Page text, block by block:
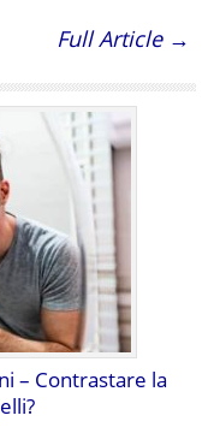
Full Article →
– Contrastare la